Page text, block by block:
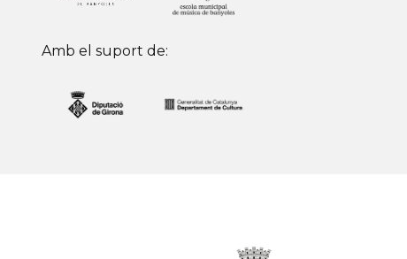
Amb el suport de: